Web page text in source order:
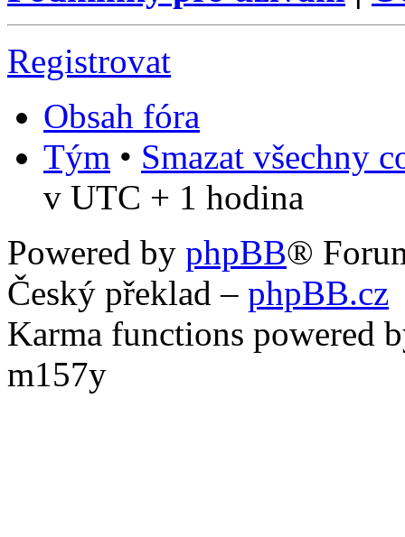
Registrovat
Obsah fóra
Tým • Smazat všechny
v UTC + 1 hodina
Powered by phpBB®
Český překlad – phpBB.cz
Karma functions powered
m157y